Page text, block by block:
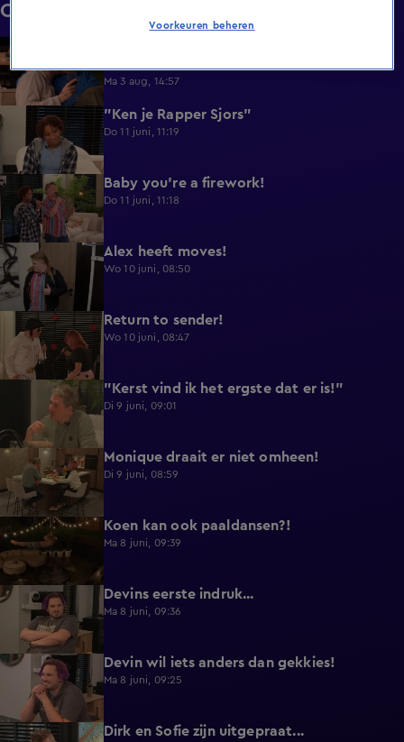
Clips
6:32
Ma 3 aug, 14:57
0:49 "Ken je Rapper Sjors"
Do 11 juni, 11:19
0:39 Baby you're a firework!
Do 11 juni, 11:18
0:43 Alex heeft moves!
Wo 10 juni, 08:50
0:36 Return to sender!
Wo 10 juni, 08:47
"Kerst vind ik het ergste dat er is!"
Di 9 juni, 09:01
0:29 Monique draait er niet omheen!
Di 9 juni, 08:59
0:38 Koen kan ook paaldansen?!
Ma 8 juni, 09:39
0:30 Devins eerste indruk...
Ma 8 juni, 09:36
0:25 Devin wil iets anders dan gekkies!
Ma 8 juni, 09:25
0:26 Dirk en Sofie zijn uitgepraat...
Voorkeuren beheren